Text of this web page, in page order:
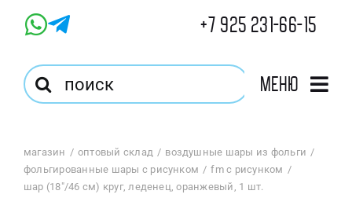
+7 925 231-66-15
Результат
поиска:
Меню
Магазин
магазин оптовый склад
воздушные шары из фольги
фольгированные шары с рисунком
fm с рисунком
шар (18″/46 см) круг, леденец, оранжевый, 1 шт.